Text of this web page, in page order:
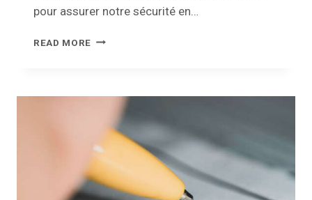
pour assurer notre sécurité en…
READ MORE PRÉPAREZ-
NUCLÉAIRE